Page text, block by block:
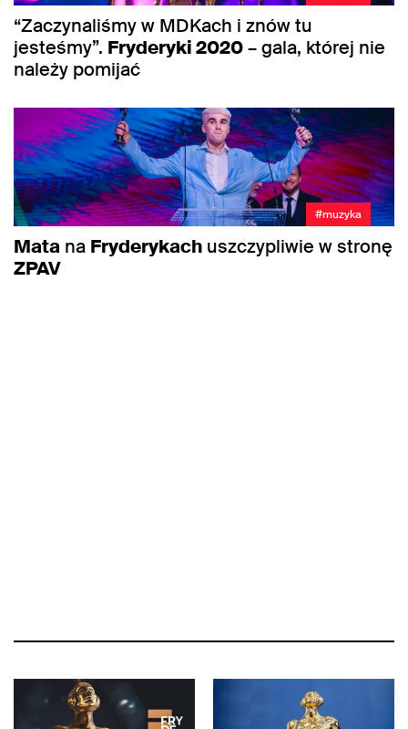
“Zaczynaliśmy w MDKach i znów tu
jesteśmy”. Fryderyki 2020– gala, której nie
należy pomijać
#muzyka
Mata na Fryderykach uszczypliwie w stronę
ZPAV